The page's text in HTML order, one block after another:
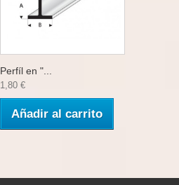
Perfíl en "...
1,80 €
Añadir al carrito